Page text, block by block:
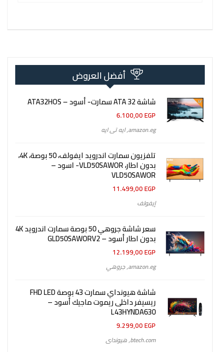
أفضل العروض
شاشة 32 ATA سمارت- أسود – ATA32HOS
6.100,00EGP
amazon.eg
,ايه تى ايه
تلفزيون سمارت اندرويد ايفولف، 50 بوصة، 4K،
بدون اطار، VLD50SAWOR- اسود –
VLD50SAWOR
11.499,00EGP
إيفولف
سعر شاشة جروهي 50 بوصة سمارت اندرويد 4K
بدون اطار أسود – GLD50SAWORV2
12.199,00EGP
amazon.eg
,جروهي
شاشة هيونداي سمارت 43 بوصة FHD LED
ريسيفر داخلى ريموت ماجيك أسود –
L43HYNDA630
9.299,00EGP
btech.com
,هيونداى